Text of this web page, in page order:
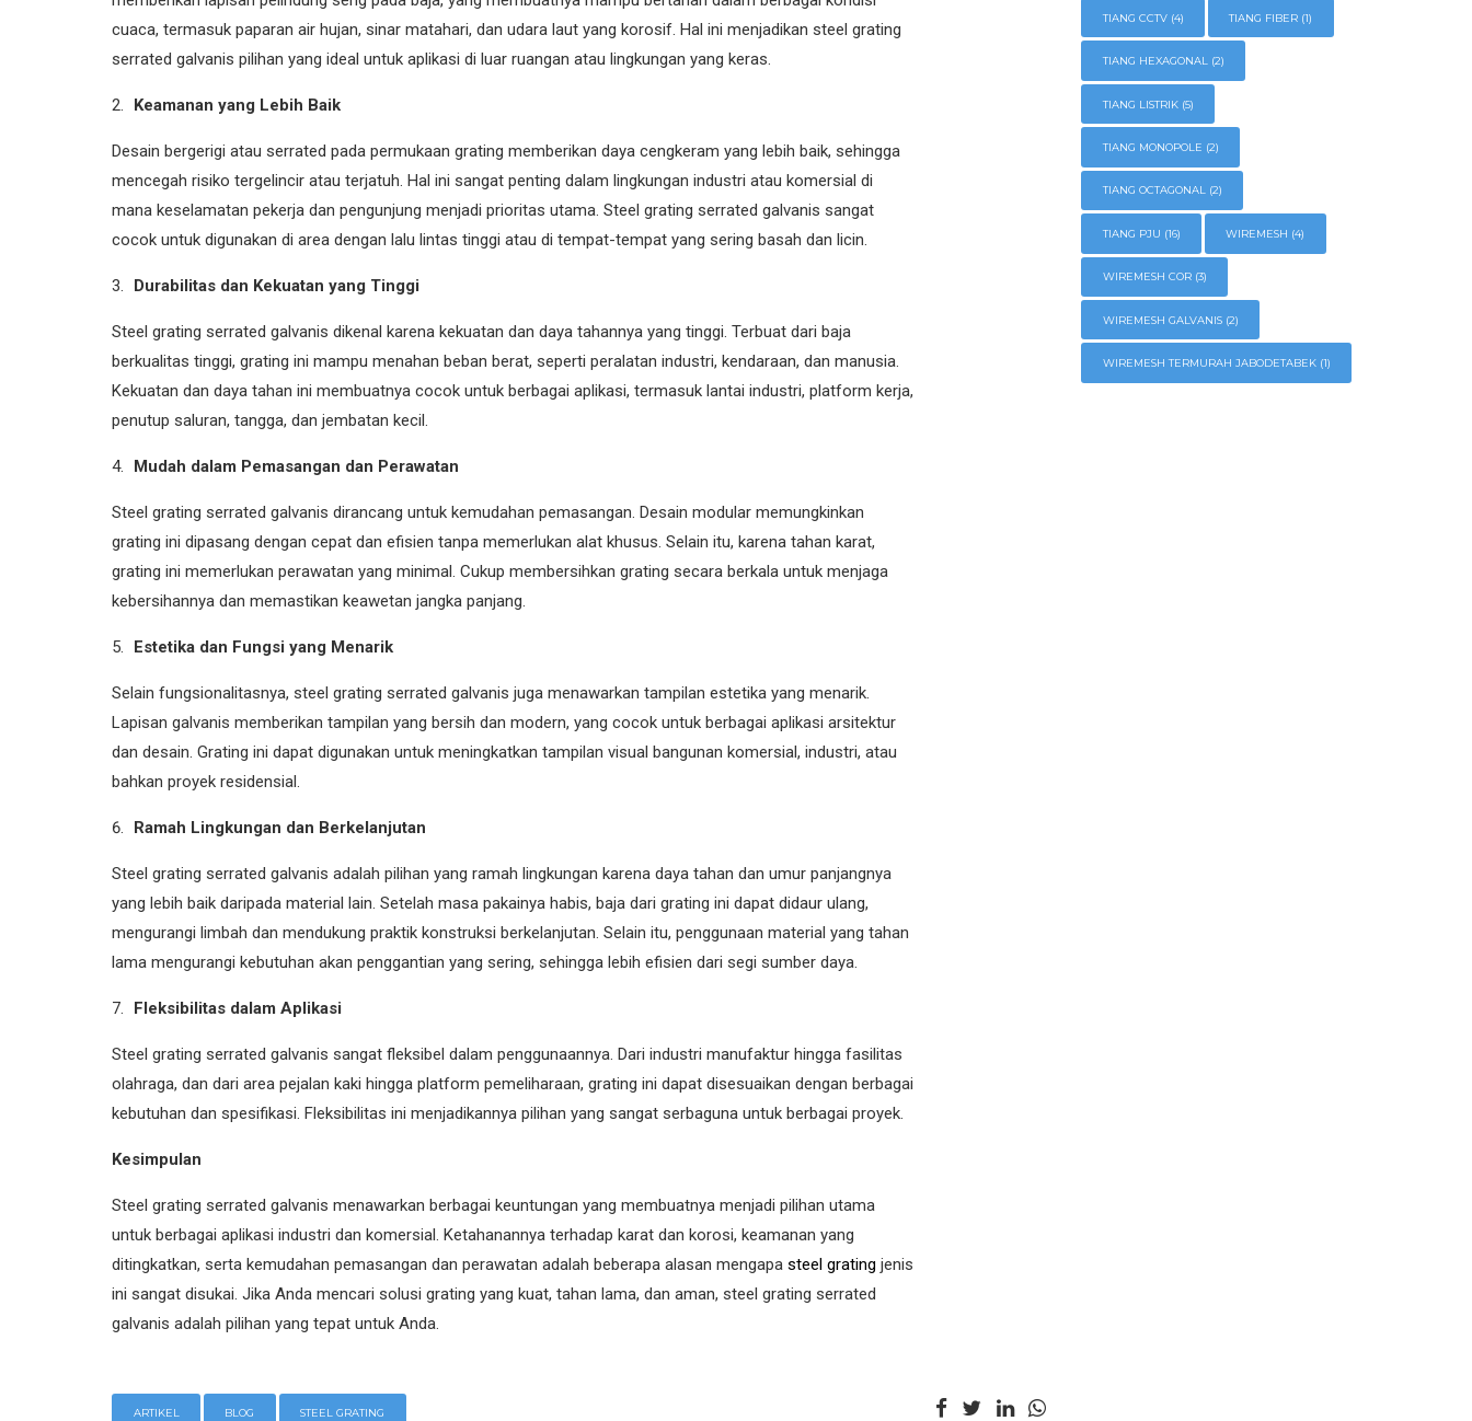
cuaca, termasuk paparan air hujan, sinar matahari, dan udara laut yang korosif. Hal ini menjadikan steel grating
serrated galvanis pilihan yang ideal untuk aplikasi di luar ruangan atau lingkungan yang keras.
Keamanan yang Lebih Baik
Desain bergerigi atau serrated pada permukaan grating memberikan daya cengkeram yang lebih baik, sehingga
mencegah risiko tergelincir atau terjatuh. Hal ini sangat penting dalam lingkungan industri atau komersial di
mana keselamatan pekerja dan pengunjung menjadi prioritas utama. Steel grating serrated galvanis sangat
cocok untuk digunakan di area dengan lalu lintas tinggi atau di tempat-tempat yang sering basah dan licin.
Durabilitas dan Kekuatan yang Tinggi
Steel grating serrated galvanis dikenal karena kekuatan dan daya tahannya yang tinggi. Terbuat dari baja
berkualitas tinggi, grating ini mampu menahan beban berat, seperti peralatan industri, kendaraan, dan manusia.
Kekuatan dan daya tahan ini membuatnya cocok untuk berbagai aplikasi, termasuk lantai industri, platform kerja,
penutup saluran, tangga, dan jembatan kecil.
Mudah dalam Pemasangan dan Perawatan
Steel grating serrated galvanis dirancang untuk kemudahan pemasangan. Desain modular memungkinkan
grating ini dipasang dengan cepat dan efisien tanpa memerlukan alat khusus. Selain itu, karena tahan karat,
grating ini memerlukan perawatan yang minimal. Cukup membersihkan grating secara berkala untuk menjaga
kebersihannya dan memastikan keawetan jangka panjang.
Estetika dan Fungsi yang Menarik
Selain fungsionalitasnya, steel grating serrated galvanis juga menawarkan tampilan estetika yang menarik.
Lapisan galvanis memberikan tampilan yang bersih dan modern, yang cocok untuk berbagai aplikasi arsitektur
dan desain. Grating ini dapat digunakan untuk meningkatkan tampilan visual bangunan komersial, industri, atau
bahkan proyek residensial.
Ramah Lingkungan dan Berkelanjutan
Steel grating serrated galvanis adalah pilihan yang ramah lingkungan karena daya tahan dan umur panjangnya
yang lebih baik daripada material lain. Setelah masa pakainya habis, baja dari grating ini dapat didaur ulang,
mengurangi limbah dan mendukung praktik konstruksi berkelanjutan. Selain itu, penggunaan material yang tahan
lama mengurangi kebutuhan akan penggantian yang sering, sehingga lebih efisien dari segi sumber daya.
Fleksibilitas dalam Aplikasi
Steel grating serrated galvanis sangat fleksibel dalam penggunaannya. Dari industri manufaktur hingga fasilitas
olahraga, dan dari area pejalan kaki hingga platform pemeliharaan, grating ini dapat disesuaikan dengan berbagai
kebutuhan dan spesifikasi. Fleksibilitas ini menjadikannya pilihan yang sangat serbaguna untuk berbagai proyek.
Kesimpulan
Steel grating serrated galvanis menawarkan berbagai keuntungan yang membuatnya menjadi pilihan utama
untuk berbagai aplikasi industri dan komersial. Ketahanannya terhadap karat dan korosi, keamanan yang
ditingkatkan, serta kemudahan pemasangan dan perawatan adalah beberapa alasan mengapa steel grating jenis
ini sangat disukai. Jika Anda mencari solusi grating yang kuat, tahan lama, dan aman, steel grating serrated
galvanis adalah pilihan yang tepat untuk Anda.
ARTIKEL BLOG STEEL GRATING
TIANG CCTV(4) TIANG FIBER (1)
TIANG HEXAGONAL (2)
TIANG LISTRIK(5)
TIANG MONOPOLE (2)
TIANG OCTAGONAL(2)
TIANG PJU (16) WIREMESH (4)
WIREMESH COR(3)
WIREMESH GALVANIS(2)
WIREMESH TERMURAH JABODETABEK(1)